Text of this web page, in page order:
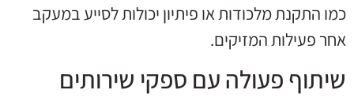
כמו התקנת מלכודות או פיתיון יכולות לסייע במעקב
אחר פעילות המזיקים.
שיתוף פעולה עם ספקי שירותים